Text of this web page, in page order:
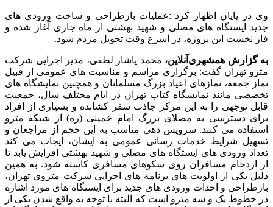
وی در پایان اظهار کرد :عملیات بازطراحی و ساخت ورودی های
جدید ایستگاه های مصلی و شهید بهشتی از ماه جاری آغاز شده و
فاز نخست این پروژه، در اسرع وقت تحویل مردم شود.
به گزارش همشهری‌آنلاین، محمد یاشار لطفی، مدیر اجرایی شرکت
مترو تهران گفت: برگزاری مراسم و مناسبت های عمومی از قبیل
نماز جمعه، نمازهای اعیاد بزرگ مسلمانان و همچنین نمایشگاه های
تخصصی مانند نمایشگاه کتاب تهران در ایام مختلف سال، جمعیت
قابل توجهی را به این مرکز جاذب سفر کشانده و بسیاری از افراد
برای دسترسی به مصلای بزرگ امام خمینی (ره) از شبکه مترو
استفاده می کنند. سرویس دهی مناسب به این حجم از مراجعان و
تسهیل شرایط خدمات رسانی عمومی به ایشان، ایجاب می کند
تعداد ورودی های ایستگاه های مصلی و شهید بهشتی افزایش یابد تا
از ازدحام مسافران روی سکوهای مسافری کاسته شود. به همین
دلیل یکی از اولویت های برنامه های اجرایی شرکت متروی تهران،
بازطراحی و احداث ورودی های جدید برای ایستگاه های مورد اشاره
در خطوط یک و سه مترو است که البته با توجه به واقع شدن یکی از